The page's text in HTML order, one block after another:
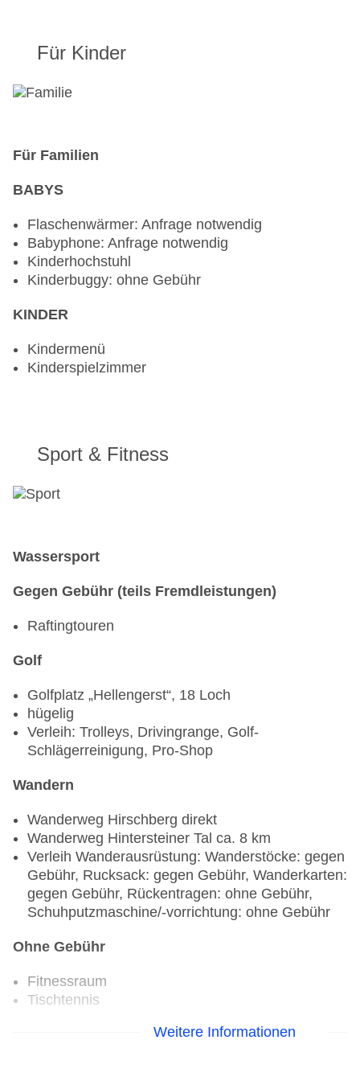
Für Kinder
Für Familien
BABYS
Flaschenwärmer: Anfrage notwendig
Babyphone: Anfrage notwendig
Kinderhochstuhl
Kinderbuggy: ohne Gebühr
KINDER
Kindermenü
Kinderspielzimmer
Sport & Fitness
Wassersport
Gegen Gebühr (teils Fremdleistungen)
Raftingtouren
Golf
Golfplatz „Hellengerst“, 18 Loch
hügelig
Verleih: Trolleys, Drivingrange, Golf-
Schlägerreinigung, Pro-Shop
Wandern
Wanderweg Hirschberg direkt
Wanderweg Hintersteiner Tal ca. 8 km
Verleih Wanderausrüstung: Wanderstöcke: gegen
Gebühr, Rucksack: gegen Gebühr, Wanderkarten:
gegen Gebühr, Rückentragen: ohne Gebühr,
Schuhputzmaschine/-vorrichtung: ohne Gebühr
Ohne Gebühr
Fitnessraum
Tischtennis
Gegen Gebühr (teils Fremdleistungen)
Weitere Informationen